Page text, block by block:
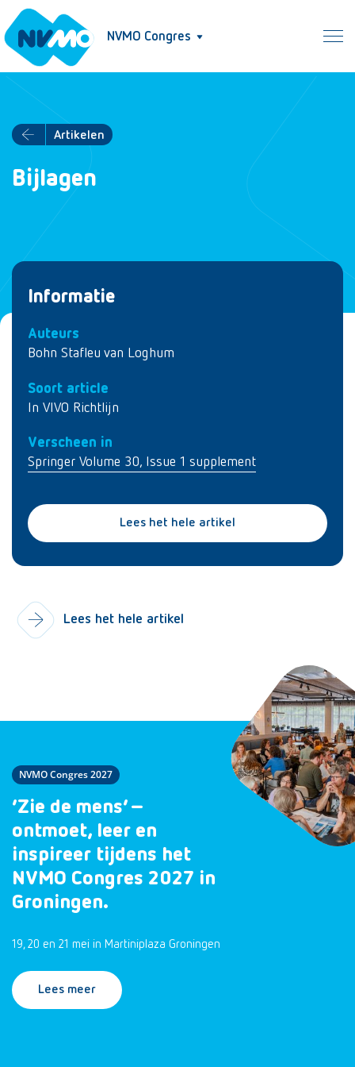
NVMO Congres
Artikelen
Bijlagen
Informatie
Auteurs
Bohn Stafleu van Loghum
Soort article
In VIVO Richtlijn
Verscheen in
Springer Volume 30, Issue 1 supplement
Lees het hele artikel
Lees het hele artikel
NVMO Congres 2027
‘Zie de mens’ –
ontmoet, leer en
inspireer tijdens het
NVMO Congres 2027 in
Groningen.
19, 20 en 21 mei in Martiniplaza Groningen
Lees meer